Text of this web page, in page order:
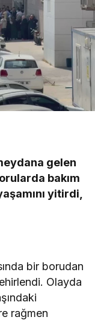
gelen
bakım
yitirdi,
bir borudan
Olayda
rağmen